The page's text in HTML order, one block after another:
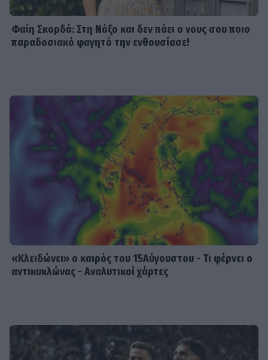
δεσμός
SHOWBIZ
Ιωάννα Μπούκη: «"Βασανίζω" τον
Αντώνη Σρόιτερ 15 καλοκαίρια»
Κώστας Φραγκολιάς: Μια «κούκλα»
ξάπλωσε πάνω του στο κρεβάτι
Κατερίνα Καινούργιου: Ένα τρυφερό
μήνυμα από την Πάρο
Φαίη Σκορδά: Στη Νάξο και δεν πάει ο νους σου ποιο
παραδοσιακό φαγητό την ενθουσίασε!
«Κλειδώνει» ο καιρός του 15Αύγουστου - Τι φέρνει ο
αντικυκλώνας - Αναλυτικοί χάρτες